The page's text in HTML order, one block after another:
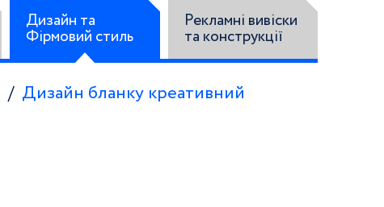
Дизайн та
Фірмовий стиль
Рекламні вивіски
та конструкції
Дизайн бланку креативний